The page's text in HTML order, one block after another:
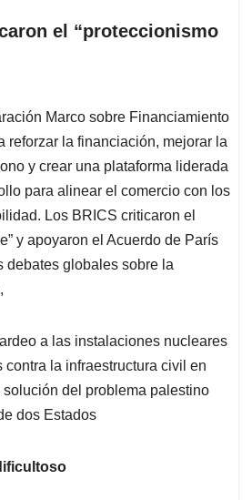
el “proteccionismo
Marco sobre Financiamiento
reforzar la financiación, mejorar la
y crear una plataforma liderada
para alinear el comercio con los
Los BRICS criticaron el
y apoyaron el Acuerdo de París
debates globales sobre la
a las instalaciones nucleares
contra la infraestructura civil en
del problema palestino
dos Estados